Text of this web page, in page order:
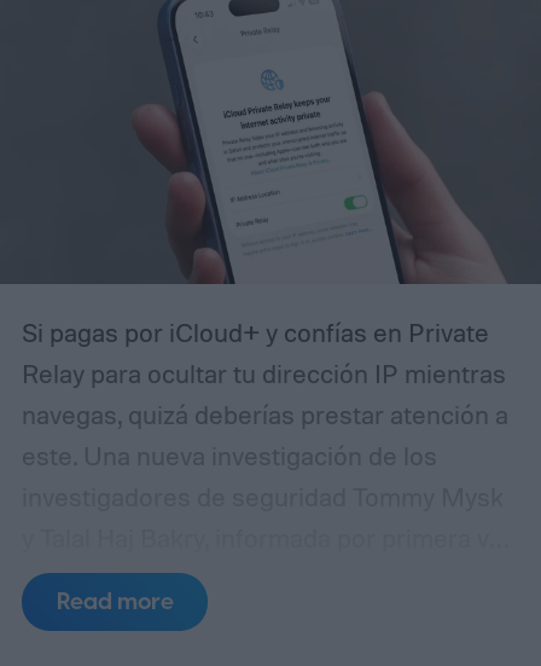
Si pagas por iCloud+ y confías en Private
Relay para ocultar tu dirección IP mientras
navegas, quizá deberías prestar atención a
este. Una nueva investigación de los
por 404 Media, revela que Private Relay no
oculta tu dirección IP tan bien como afirma
Read more